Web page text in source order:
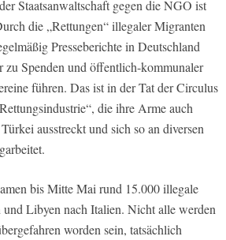
Staatsanwaltschaft gegen die NGO ist
die „Rettungen“ illegaler Migranten
Presseberichte in Deutschland
zu Spenden und öffentlich-kommunaler
führen. Das ist in der Tat der Circulus
die ihre Arme auch
ausstreckt und sich so an diversen
bis Mitte Mai rund 15.000 illegale
Libyen nach Italien. Nicht alle werden
worden sein, tatsächlich